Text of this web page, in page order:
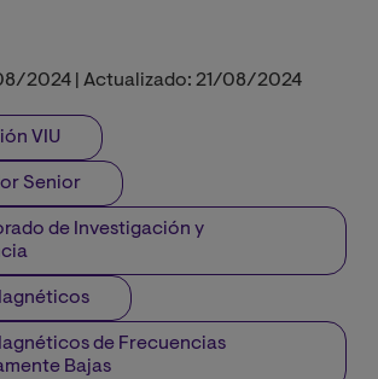
2024 Actualizado: 21/08/2024
VIU
Senior
de Investigación y
de Frecuencias
Bajas